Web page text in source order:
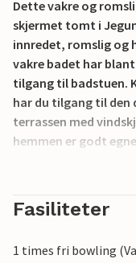
Dette vakre og
skjermet tomt i
innredet, romslig og
vakre badet har
tilgang til badstuen.
har du tilgang til den
terrassen med
hemmen er godt
golfbaner og
inngang til
daglig.
Fasiliteter
1 times fri bowling